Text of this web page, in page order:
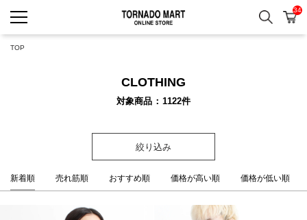
検索 カ
34
TOP
CLOTHING
対象商品 1122件
絞り込み
新着順 売れ筋順 おすすめ順 価格が高い順 価格が低い順